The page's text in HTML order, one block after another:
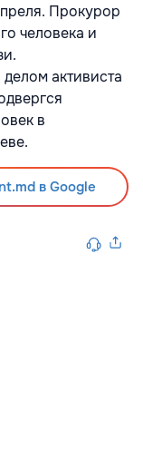
Прокурор
человека и
активиста
в
в Google